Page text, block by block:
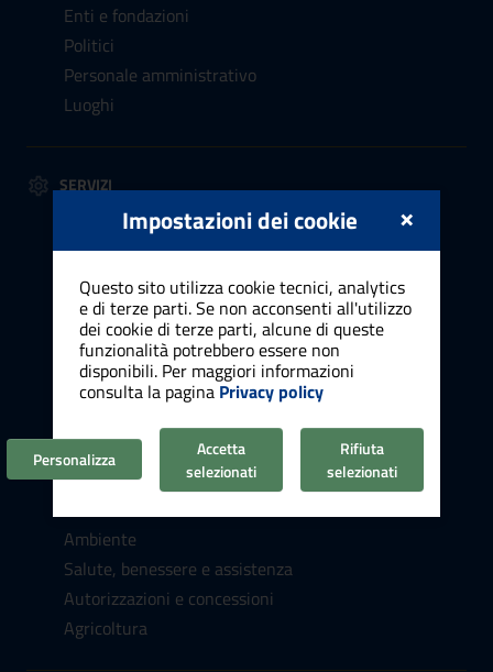
Enti e fondazioni
Politici
Personale amministrativo
Luoghi
SERVIZI
Anagrafe, stato civile, elettorale
Cultura e tempo libero
Attività produttive e commercio
Appalti pubblici
Catasto e urbanistica
Turismo
Educazione e formazione
Giustizia e sicurezza pubblica
Ambiente
Salute, benessere e assistenza
Autorizzazioni e concessioni
Agricoltura
×
Impostazioni dei cookie
Questo sito utilizza cookie tecnici, analytics
e di terze parti. Se non acconsenti all'utilizzo
dei cookie di terze parti, alcune di queste
funzionalità potrebbero essere non
disponibili. Per maggiori informazioni
consulta la pagina Privacy policy
Personalizza
Accetta
selezionati
Rifiuta
selezionati